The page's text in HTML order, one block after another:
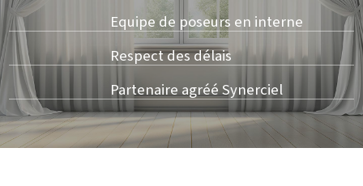
Equipe de poseurs en interne
Respect des délais
Partenaire agréé Synerciel